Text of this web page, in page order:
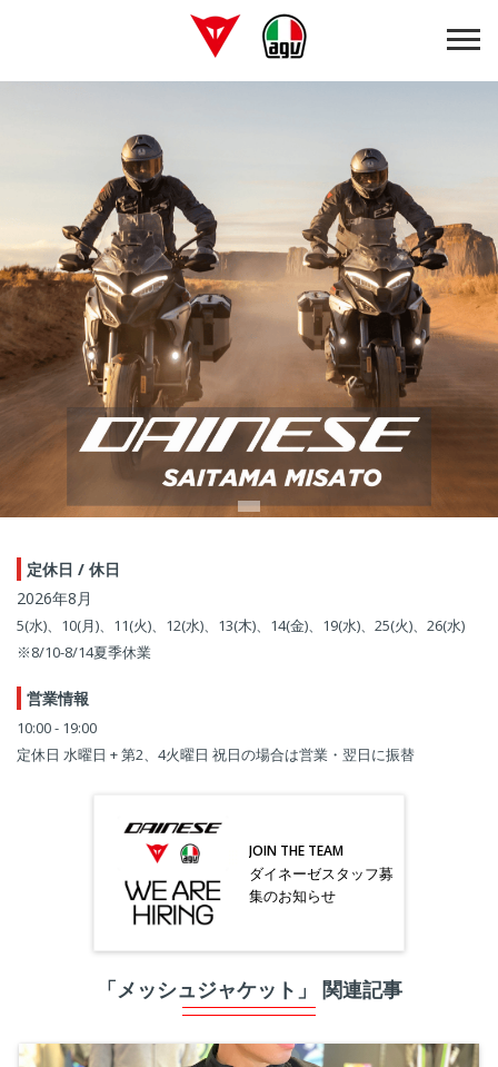
定休日 / 休日
2026年8月
5(水)、10(月)、11(火)、12(水)、13(木)、14(金)、19(水)、25(火)、26(水)
※8/10-8/14夏季休業
営業情報
10:00 - 19:00
定休日 水曜日 + 第2、4火曜日 祝日の場合は営業・翌日に振替
JOIN THE TEAM
ダイネーゼスタッフ募
集のお知らせ
「メッシュジャケット」 関連記事